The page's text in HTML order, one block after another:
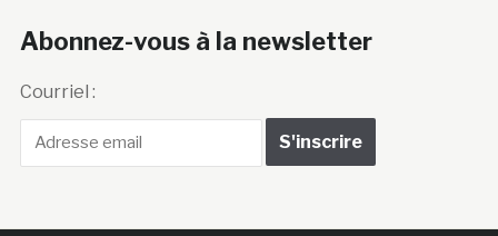
Abonnez-vous à la newsletter
Courriel :